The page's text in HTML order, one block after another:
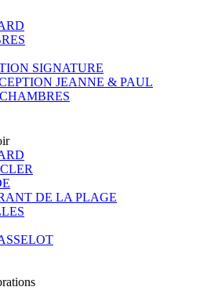
SIGNATURE
JEANNE & PAUL
DE LA PLAGE